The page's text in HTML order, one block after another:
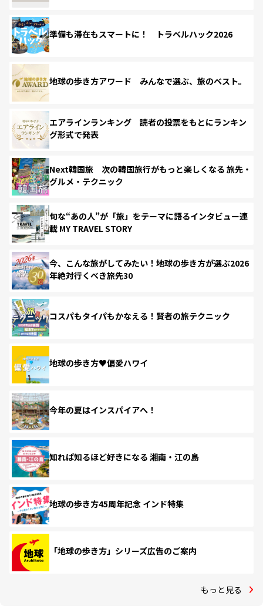
準備も滞在もスマートに！ トラベルハック2026
地球の歩き方アワード みんなで選ぶ、旅のベスト。
エアラインランキング 読者の投票をもとにランキン
グ形式で発表
Next韓国旅 次の韓国旅行がもっと楽しくなる 旅先・
グルメ・テクニック
旬な“あの人”が「旅」をテーマに語るインタビュー連
載 MY TRAVEL STORY
今、こんな旅がしてみたい！地球の歩き方が選ぶ2026
年絶対行くべき旅先30
コスパもタイパもかなえる！賢者の旅テクニック
地球の歩き方♥偏愛ハワイ
今年の夏はインスパイアへ！
知れば知るほど好きになる 湘南・江の島
地球の歩き方45周年記念 インド特集
「地球の歩き方」シリーズ広告のご案内
もっと見る